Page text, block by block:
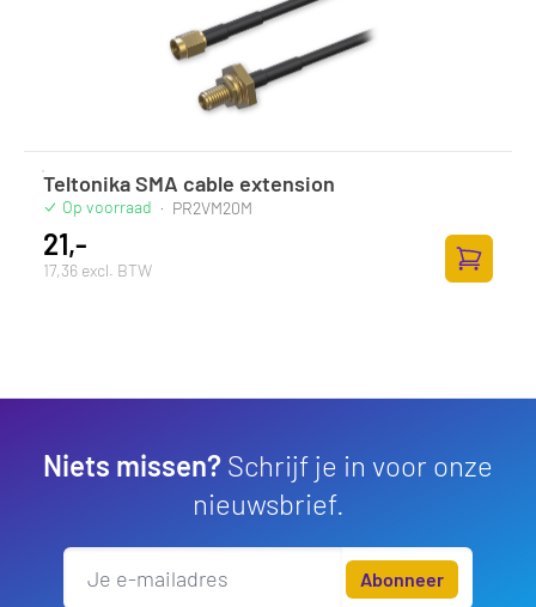
Teltonika SMA cable extension
Op voorraad · PR2VM20M
21,-
17,36 excl. BTW
Niets missen? Schrijf je in voor onze
nieuwsbrief.
Abonneer